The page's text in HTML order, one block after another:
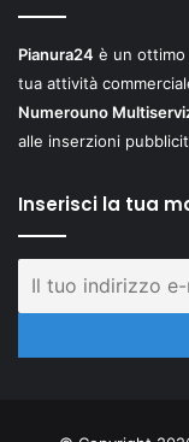
Pianura24 è un ottimo
tua attività
Numerouno
alle inserzioni
Inserisci la tua